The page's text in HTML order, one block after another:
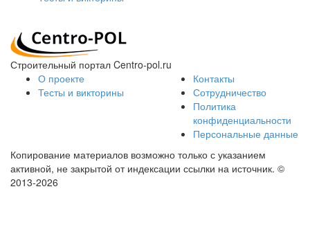
Строительный портал Centro-pol.ru
О проекте
Тесты и викторины
Контакты
Сотрудничество
Политика
конфиденциальности
Персональные данные
Копирование материалов возможно только с указанием
активной, не закрытой от индексации ссылки на источник. ©
2013-2026